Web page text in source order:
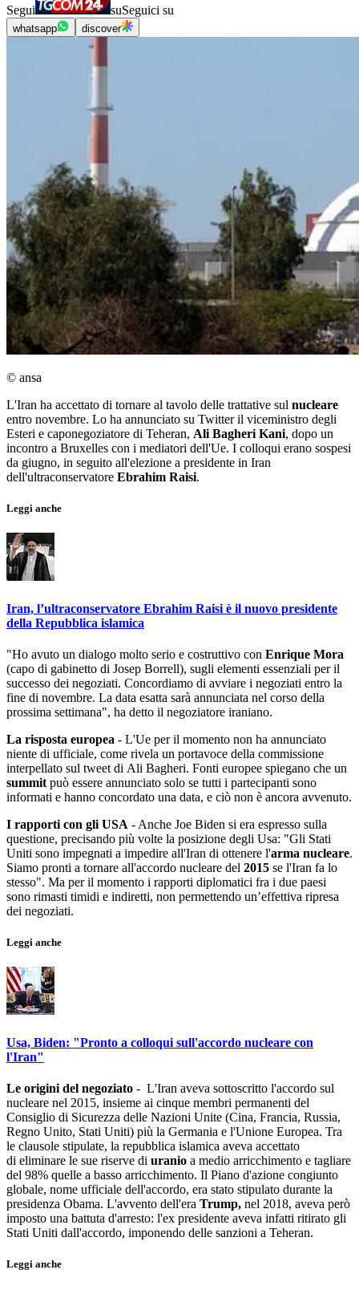
Segui suSeguici su
whatsapp discover
© ansa
L'Iran ha accettato di tornare al tavolo delle trattative sul nucleare
entro novembre. Lo ha annunciato su Twitter il viceministro degli
Esteri e caponegoziatore di Teheran, Ali Bagheri Kani, dopo un
incontro a Bruxelles con i mediatori dell'Ue. I colloqui erano sospesi
da giugno, in seguito all'elezione a presidente in Iran
dell'ultraconservatore Ebrahim Raisi.
Leggi anche
Iran, l’ultraconservatore Ebrahim Raisi è il nuovo presidente
della Repubblica islamica
"Ho avuto un dialogo molto serio e costruttivo con Enrique Mora
(capo di gabinetto di Josep Borrell), sugli elementi essenziali per il
successo dei negoziati. Concordiamo di avviare i negoziati entro la
fine di novembre. La data esatta sarà annunciata nel corso della
prossima settimana", ha detto il negoziatore iraniano.
La risposta europea - L'Ue per il momento non ha annunciato
niente di ufficiale, come rivela un portavoce della commissione
interpellato sul tweet di Ali Bagheri. Fonti europee spiegano che un
summit può essere annunciato solo se tutti i partecipanti sono
informati e hanno concordato una data, e ciò non è ancora avvenuto.
I rapporti con gli USA - Anche Joe Biden si era espresso sulla
questione, precisando più volte la posizione degli Usa: "Gli Stati
Uniti sono impegnati a impedire all'Iran di ottenere l'arma nucleare.
Siamo pronti a tornare all'accordo nucleare del 2015 se l'Iran fa lo
stesso". Ma per il momento i rapporti diplomatici fra i due paesi
sono rimasti timidi e indiretti, non permettendo un’effettiva ripresa
dei negoziati.
Leggi anche
Usa, Biden: "Pronto a colloqui sull'accordo nucleare con
l'Iran"
Le origini del negoziato - L'Iran aveva sottoscritto l'accordo sul
nucleare nel 2015, insieme ai cinque membri permanenti del
Consiglio di Sicurezza delle Nazioni Unite (Cina, Francia, Russia,
Regno Unito, Stati Uniti) più la Germania e l'Unione Europea. Tra
le clausole stipulate, la repubblica islamica aveva accettato
di eliminare le sue riserve di uranio a medio arricchimento e tagliare
del 98% quelle a basso arricchimento. Il Piano d'azione congiunto
globale, nome ufficiale dell'accordo, era stato stipulato durante la
presidenza Obama. L'avvento dell'era Trump, nel 2018, aveva però
imposto una battuta d'arresto: l'ex presidente aveva infatti ritirato gli
Stati Uniti dall'accordo, imponendo delle sanzioni a Teheran.
Leggi anche